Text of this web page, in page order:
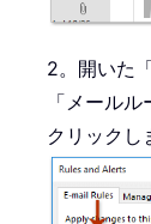
2。開いた
「メール
クリックし